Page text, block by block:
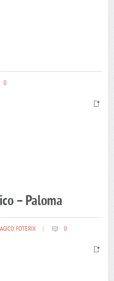
0
– Paloma
,FOTERIX 0